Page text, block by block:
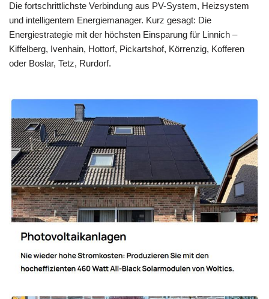
Die fortschrittlichste Verbindung aus PV-System, Heizsystem
und intelligentem Energiemanager. Kurz gesagt: Die
Energiestrategie mit der höchsten Einsparung für Linnich –
Kiffelberg, Ivenhain, Hottorf, Pickartshof, Körrenzig, Kofferen
oder Boslar, Tetz, Rurdorf.